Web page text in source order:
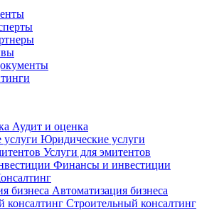
Аудит и оценка
Юридические услуги
Услуги для эмитентов
Финансы и инвестиции
бизнеса Автоматизация бизнеса
консалтинг Строительный консалтинг